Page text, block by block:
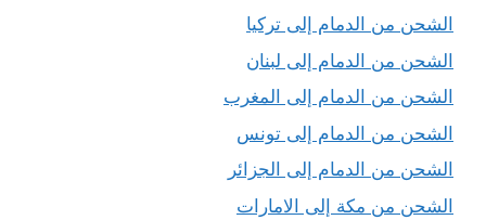
الشحن من الدمام إلى تركيا
الشحن من الدمام إلى لبنان
الشحن من الدمام إلى المغرب
الشحن من الدمام إلى تونس
الشحن من الدمام إلى الجزائر
الشحن من مكة إلى الامارات